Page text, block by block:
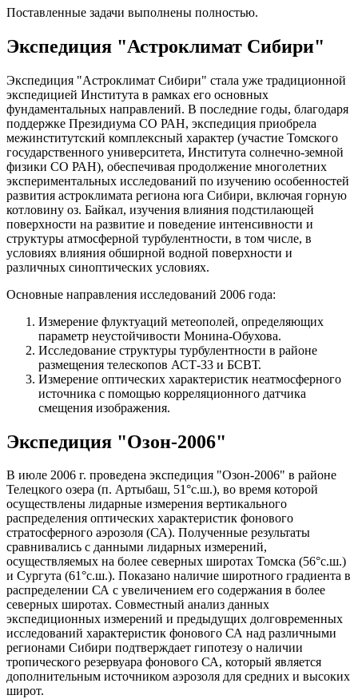
Поставленные задачи выполнены полностью.
Экспедиция "Астроклимат Сибири"
Экспедиция "Астроклимат Сибири" стала уже традиционной
экспедицией Института в рамках его основных
фундаментальных направлений. В последние годы, благодаря
поддержке Президиума СО РАН, экспедиция приобрела
межинститутский комплексный характер (участие Томского
государственного университета, Института солнечно-земной
физики СО РАН), обеспечивая продолжение многолетних
экспериментальных исследований по изучению особенностей
развития астроклимата региона юга Сибири, включая горную
котловину оз. Байкал, изучения влияния подстилающей
поверхности на развитие и поведение интенсивности и
структуры атмосферной турбулентности, в том числе, в
условиях влияния обширной водной поверхности и
различных синоптических условиях.
Основные направления исследований 2006 года:
Измерение флуктуаций метеополей, определяющих
параметр неустойчивости Монина-Обухова.
Исследование структуры турбулентности в районе
размещения телескопов АСТ-33 и БСВТ.
Измерение оптических характеристик неатмосферного
источника с помощью корреляционного датчика
смещения изображения.
Экспедиция "Озон-2006"
В июле 2006 г. проведена экспедиция "Озон-2006" в районе
Телецкого озера (п. Артыбаш, 51°с.ш.), во время которой
осуществлены лидарные измерения вертикального
распределения оптических характеристик фонового
стратосферного аэрозоля (СА). Полученные результаты
сравнивались с данными лидарных измерений,
осуществляемых на более северных широтах Томска (56°с.ш.)
и Сургута (61°с.ш.). Показано наличие широтного градиента в
распределении СА с увеличением его содержания в более
северных широтах. Совместный анализ данных
экспедиционных измерений и предыдущих долговременных
исследований характеристик фонового СА над различными
регионами Сибири подтверждает гипотезу о наличии
тропического резервуара фонового СА, который является
дополнительным источником аэрозоля для средних и высоких
широт.